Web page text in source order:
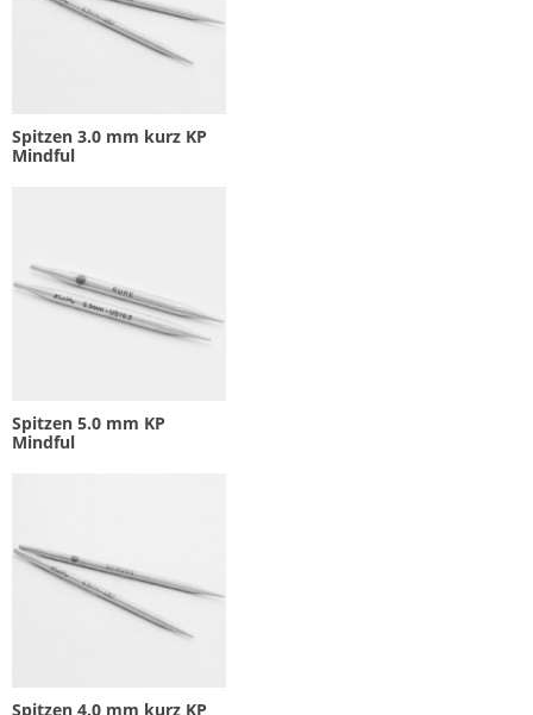
Spitzen 3.0 mm kurz KP
Mindful
Spitzen 5.0 mm KP
Mindful
Spitzen 4.0 mm kurz KP